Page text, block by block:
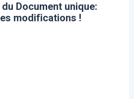
Document unique:
modifications !